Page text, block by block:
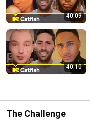
40:09
40:10
The Challenge